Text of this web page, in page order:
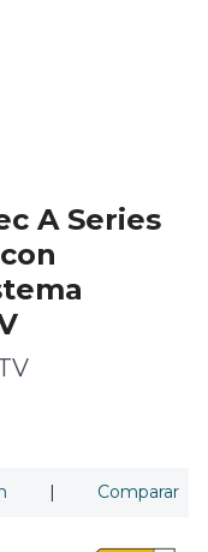
A Series
| Comparar